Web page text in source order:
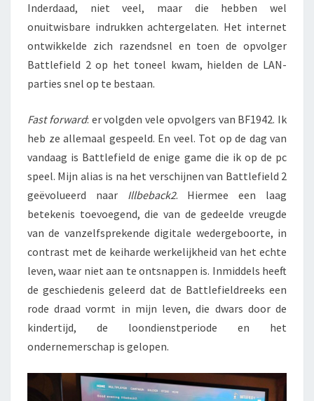
Inderdaad, niet veel, maar die hebben wel
onuitwisbare indrukken achtergelaten. Het internet
ontwikkelde zich razendsnel en toen de opvolger
Battlefield 2 op het toneel kwam, hielden de LAN-
parties snel op te bestaan.
Fast forward: er volgden vele opvolgers van BF1942. Ik
heb ze allemaal gespeeld. En veel. Tot op de dag van
vandaag is Battlefield de enige game die ik op de pc
speel. Mijn alias is na het verschijnen van Battlefield 2
geëvolueerd naar Illbeback2. Hiermee een laag
betekenis toevoegend, die van de gedeelde vreugde
van de vanzelfsprekende digitale wedergeboorte, in
contrast met de keiharde werkelijkheid van het echte
leven, waar niet aan te ontsnappen is. Inmiddels heeft
de geschiedenis geleerd dat de Battlefieldreeks een
rode draad vormt in mijn leven, die dwars door de
kindertijd, de loondienstperiode en het
ondernemerschap is gelopen.